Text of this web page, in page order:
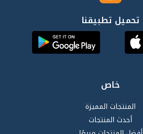
تحميل تطبيقنا
خاص
المنتجات المميزة
أحدث المنتجات